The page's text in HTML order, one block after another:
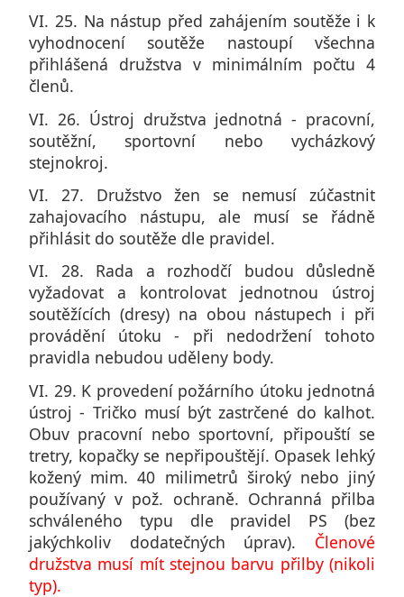
VI. 25. Na nástup před zahájením soutěže i k
vyhodnocení soutěže nastoupí všechna
přihlášená družstva v minimálním počtu 4
členů.
VI. 26. Ústroj družstva jednotná - pracovní,
soutěžní, sportovní nebo vycházkový
stejnokroj.
VI. 27. Družstvo žen se nemusí zúčastnit
zahajovacího nástupu, ale musí se řádně
přihlásit do soutěže dle pravidel.
VI. 28. Rada a rozhodčí budou důsledně
vyžadovat a kontrolovat jednotnou ústroj
soutěžících (dresy) na obou nástupech i při
provádění útoku - při nedodržení tohoto
pravidla nebudou uděleny body.
VI. 29. K provedení požárního útoku jednotná
ústroj - Tričko musí být zastrčené do kalhot.
Obuv pracovní nebo sportovní, připouští se
tretry, kopačky se nepřipouštějí. Opasek lehký
kožený mim. 40 milimetrů široký nebo jiný
používaný v pož. ochraně. Ochranná přilba
schváleného typu dle pravidel PS (bez
jakýchkoliv dodatečných úprav). Členové
družstva musí mít stejnou barvu přilby (nikoli
typ).